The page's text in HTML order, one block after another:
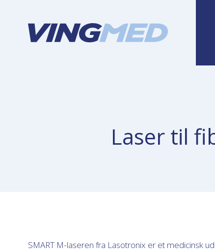
Laser til
SMART M-laseren fra Lasotronix er et medicinsk